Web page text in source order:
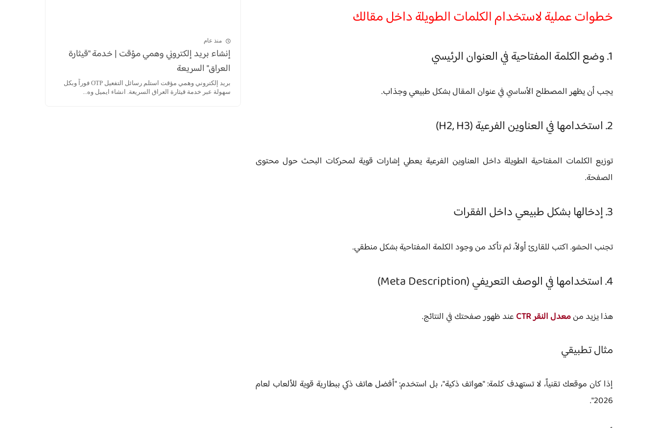
خطوات عملية لاستخدام الكلمات الطويلة داخل مقالك
1. وضع الكلمة المفتاحية في العنوان الرئيسي
يجب أن يظهر المصطلح الأساسي في عنوان المقال بشكل طبيعي وجذاب.
2. استخدامها في العناوين الفرعية (H2, H3)
توزيع الكلمات المفتاحية الطويلة داخل العناوين الفرعية يعطي إشارات قوية لمحركات البحث حول محتوى
الصفحة.
3. إدخالها بشكل طبيعي داخل الفقرات
تجنب الحشو. اكتب للقارئ أولاً، ثم تأكد من وجود الكلمة المفتاحية بشكل منطقي.
4. استخدامها في الوصف التعريفي (Meta Description)
هذا يزيد منمعدل النقر CTR عند ظهور صفحتك في النتائج.
مثال تطبيقي
إذا كان موقعك تقنياً، لا تستهدف كلمة: "هواتف ذكية"، بل استخدم:"أفضل هاتف ذكي ببطارية قوية للألعاب لعام
2026"
.
منذ عام
إنشاء بريد إلكتروني وهمي مؤقت | خدمة "قيثارة
العراق" السريعة
بريد إلكتروني وهمي مؤقت استلم رسائل التفعيل OTP فوراً وبكل
سهولة عبر خدمة قيثارة العراق السريعة. انشاء ايميل وه...